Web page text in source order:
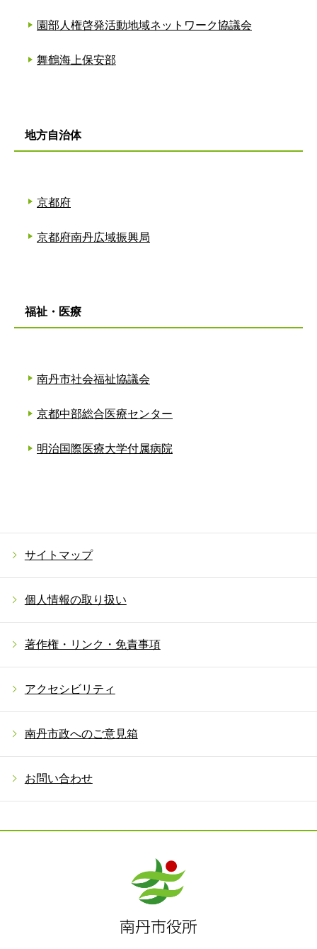
園部人権啓発活動地域ネットワーク協議会
舞鶴海上保安部
地方自治体
京都府
京都府南丹広域振興局
福祉・医療
南丹市社会福祉協議会
京都中部総合医療センター
明治国際医療大学付属病院
サイトマップ
個人情報の取り扱い
著作権・リンク・免責事項
アクセシビリティ
南丹市政へのご意見箱
お問い合わせ